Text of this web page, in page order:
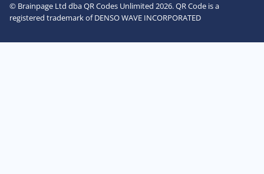
© Brainpage Ltd dba QR Codes Unlimited 2026. QR Code is a
registered trademark of DENSO WAVE INCORPORATED